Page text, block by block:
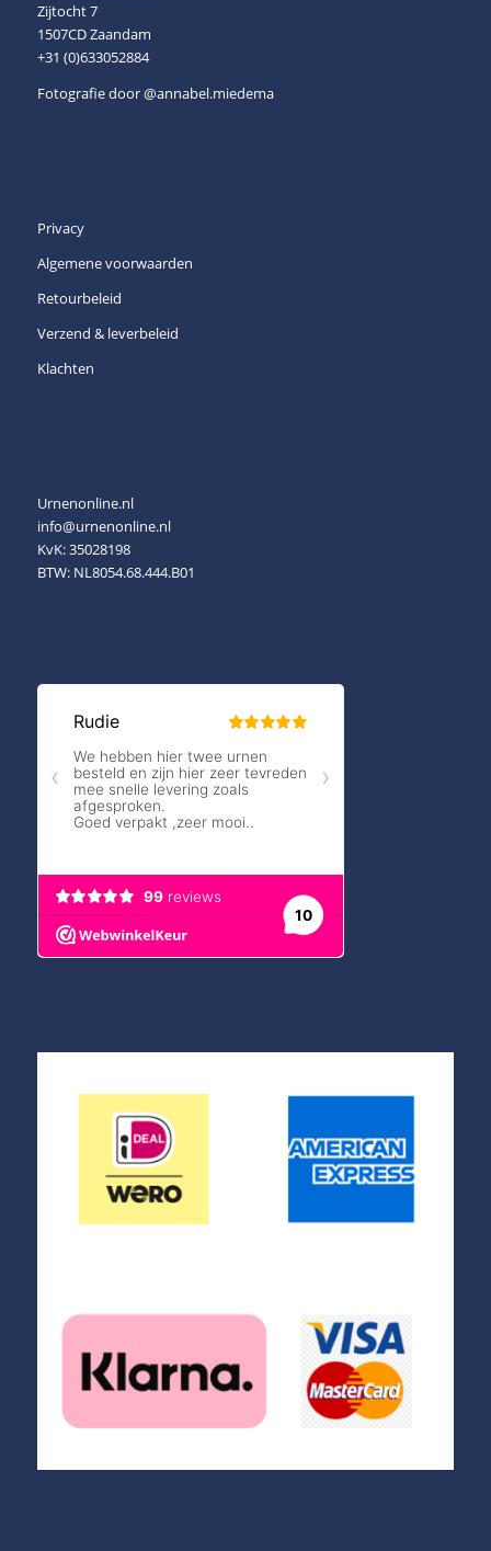
Zijtocht 7
1507CD Zaandam
+31 (0)633052884
Fotografie door@annabel.miedema
Privacy
Algemene voorwaarden
Retourbeleid
Verzend & leverbeleid
Klachten
Urnenonline.nl
info@urnenonline.nl
KvK: 35028198
BTW: NL8054.68.444.B01